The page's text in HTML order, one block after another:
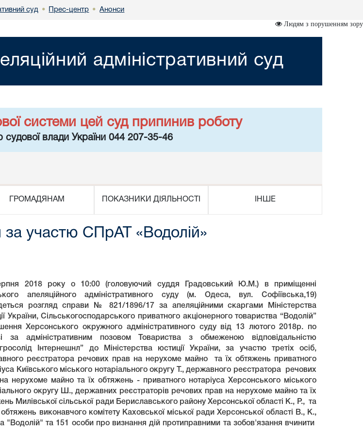
суд • Прес-центр • Анонси
Людям з порушенням зору
адміністративний суд
системи цей суд припинив роботу
влади України 044 207-35-46
ГРОМАДЯНАМ ПОКАЗНИКИ ДІЯЛЬНОСТІ ІНШЕ
за участю СПрАТ «Водолій»
2018 року о 10:00 (головуючий суддя Градовський Ю.М.) в приміщенні
апеляційного адміністративного суду (м. Одеса, вул. Софіївська,19)
розгляд справи № 821/1896/17 за апеляційними скаргами Міністерства
України, Сільськогосподарського приватного акціонерного товариства “Водолій”
Херсонського окружного адміністративного суду від 13 лютого 2018р. по
за адміністративним позовом Товариства з обмеженою відповідальністю
Інтернешнл” до Міністерства юстиції України, за участю третіх осіб,
реєстратора речових прав на нерухоме майно та їх обтяжень приватного
Київського міського нотаріального округу Т., державного реєстратора речових
нерухоме майно та їх обтяжень - приватного нотаріуса Херсонського міського
округу Ш., державних реєстраторів речових прав на нерухоме майно та їх
Милівської сільської ради Бериславського району Херсонської області К., Р., та
виконавчого комітету Каховської міської ради Херсонської області В., К.,
"Водолій" та 151 особи про визнання дій протиправними та зобов'язання вчинити